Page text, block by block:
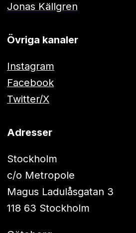
Jonas Källgren
Övriga kanaler
Instagram
Facebook
Twitter/X
Adresser
Stockholm
c/o Metropole
Magus Ladulåsgatan 3
118 63 Stockholm